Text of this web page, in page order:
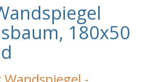
180x50